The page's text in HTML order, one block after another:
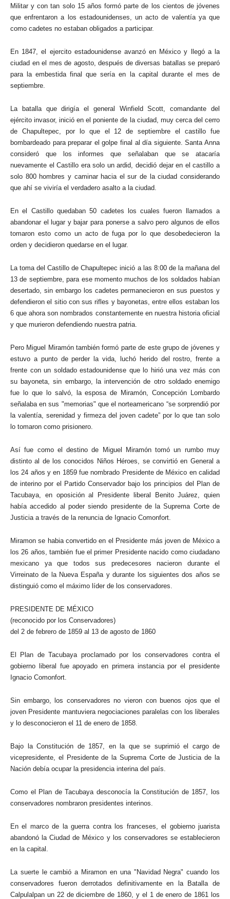
Militar y con tan solo 15 años formó parte de los cientos de jóvenes
que enfrentaron a los estadounidenses, un acto de valentía ya que
como cadetes no estaban obligados a participar.
En 1847, el ejercito estadounidense avanzó en México y llegó a la
ciudad en el mes de agosto, después de diversas batallas se preparó
para la embestida final que sería en la capital durante el mes de
septiembre.
La batalla que dirigía el general Winfield Scott, comandante del
ejército invasor, inició en el poniente de la ciudad, muy cerca del cerro
de Chapultepec, por lo que el 12 de septiembre el castillo fue
bombardeado para preparar el golpe final al día siguiente. Santa Anna
consideró que los informes que señalaban que se atacaría
nuevamente el Castillo era solo un ardid, decidió dejar en el castillo a
solo 800 hombres y caminar hacia el sur de la ciudad considerando
que ahí se viviría el verdadero asalto a la ciudad.
En el Castillo quedaban 50 cadetes los cuales fueron llamados a
abandonar el lugar y bajar para ponerse a salvo pero algunos de ellos
tomaron esto como un acto de fuga por lo que desobedecieron la
orden y decidieron quedarse en el lugar.
La toma del Castillo de Chapultepec inició a las 8:00 de la mañana del
13 de septiembre, para ese momento muchos de los soldados habían
desertado, sin embargo los cadetes permanecieron en sus puestos y
defendieron el sitio con sus rifles y bayonetas, entre ellos estaban los
6 que ahora son nombrados constantemente en nuestra historia oficial
y que murieron defendiendo nuestra patria.
Pero Miguel Miramón también formó parte de este grupo de jóvenes y
estuvo a punto de perder la vida, luchó herido del rostro, frente a
frente con un soldado estadounidense que lo hirió una vez más con
su bayoneta, sin embargo, la intervención de otro soldado enemigo
fue lo que lo salvó, la esposa de Miramón, Concepción Lombardo
señalaba en sus "memorias" que el norteamericano “se sorprendió por
la valentía, serenidad y firmeza del joven cadete” por lo que tan solo
lo tomaron como prisionero.
Así fue como el destino de Miguel Miramón tomó un rumbo muy
distinto al de los conocidos Niños Héroes, se convirtió en General a
los 24 años y en 1859 fue nombrado Presidente de México en calidad
de interino por el Partido Conservador bajo los principios del Plan de
Tacubaya, en oposición al Presidente liberal Benito Juárez, quien
había accedido al poder siendo presidente de la Suprema Corte de
Justicia a través de la renuncia de Ignacio Comonfort.
Miramon se habia convertido en el Presidente más joven de México a
los 26 años, también fue el primer Presidente nacido como ciudadano
mexicano ya que todos sus predecesores nacieron durante el
Virreinato de la Nueva España y durante los siguientes dos años se
distinguió como el máximo líder de los conservadores.
PRESIDENTE DE MÉXICO
(reconocido por los Conservadores)
del 2 de febrero de 1859 al 13 de agosto de 1860
El Plan de Tacubaya proclamado por los conservadores contra el
gobierno liberal fue apoyado en primera instancia por el presidente
Ignacio Comonfort.
Sin embargo, los conservadores no vieron con buenos ojos que el
joven Presidente mantuviera negociaciones paralelas con los liberales
y lo desconocieron el 11 de enero de 1858.
Bajo la Constitución de 1857, en la que se suprimió el cargo de
vicepresidente, el Presidente de la Suprema Corte de Justicia de la
Nación debía ocupar la presidencia interina del país.
Como el Plan de Tacubaya desconocía la Constitución de 1857, los
conservadores nombraron presidentes interinos.
En el marco de la guerra contra los franceses, el gobierno juarista
abandonó la Ciudad de México y los conservadores se establecieron
en la capital.
La suerte le cambió a Miramon en una "Navidad Negra" cuando los
conservadores fueron derrotados definitivamente en la Batalla de
Calpulalpan un 22 de diciembre de 1860, y el 1 de enero de 1861 los